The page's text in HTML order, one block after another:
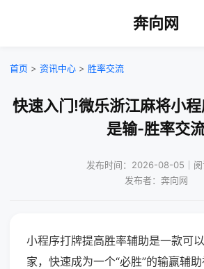
奔向网
首页 > 资讯中心 > 胜率交流
快速入门!微乐浙江麻将小
是输-胜率交
发布时间：2026-08-05｜阅
发布者：奔向网
小程序打牌提高胜率辅助是一款可
家，快速成为一个“必胜”的输赢辅